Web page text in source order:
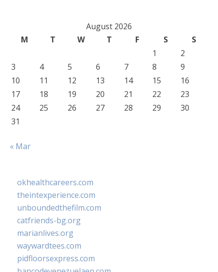
August 2026
M
T W T F S
S
1
2
3
4 5 6 7 8
9
10
11 12 13 14 15
16
17
18 19 20 21 22
23
24
25 26 27 28 29
30
31
« Mar
okhealthcareers.com
theintexperience.com
unboundedthefilm.com
catfriends-bg.org
marianlives.org
waywardtees.com
pidfloorsexpress.com